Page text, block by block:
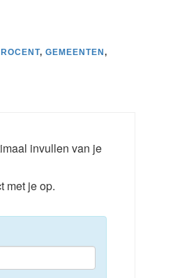
, GEMEENTEN ,
invullen van je
met je op.